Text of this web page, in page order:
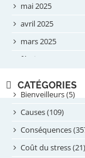
mai 2025
avril 2025
mars 2025
février 2025
septembre 2024
août 2024
juillet 2024
juin 2024
CATÉGORIES
Bienveilleurs (5)
Causes (109)
Conséquences
Coût du stress (21)